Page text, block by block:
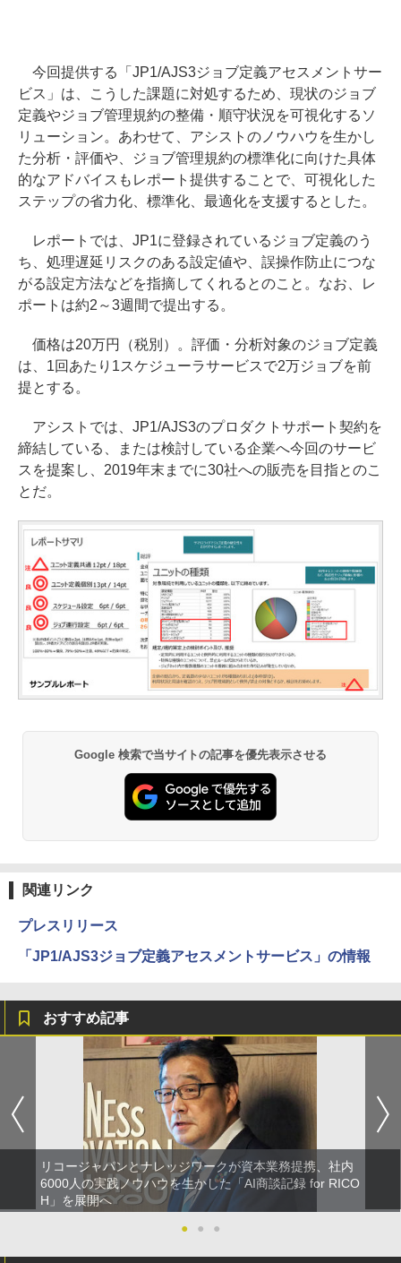
今回提供する「JP1/AJS3ジョブ定義アセスメントサー
ビス」は、こうした課題に対処するため、現状のジョブ
定義やジョブ管理規約の整備・順守状況を可視化するソ
リューション。あわせて、アシストのノウハウを生かし
た分析・評価や、ジョブ管理規約の標準化に向けた具体
的なアドバイスもレポート提供することで、可視化した
ステップの省力化、標準化、最適化を支援するとした。
レポートでは、JP1に登録されているジョブ定義のう
ち、処理遅延リスクのある設定値や、誤操作防止につな
がる設定方法などを指摘してくれるとのこと。なお、レ
ポートは約2～3週間で提出する。
価格は20万円（税別）。評価・分析対象のジョブ定義
は、1回あたり1スケジューラサービスで2万ジョブを前
提とする。
アシストでは、JP1/AJS3のプロダクトサポート契約を
締結している、または検討している企業へ今回のサービ
スを提案し、2019年末までに30社への販売を目指とのこ
とだ。
Google 検索で当サイトの記事を優先表示させる
関連リンク
プレスリリース
「JP1/AJS3ジョブ定義アセスメントサービス」の情報
おすすめ記事
リコージャパンとナレッジワークが資本業務提携、社内
6000人の実践ノウハウを生かした「AI商談記録 for RICO
H」を展開へ
●
● ●